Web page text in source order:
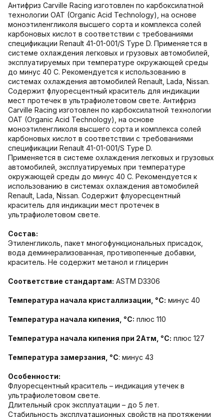
Антифриз Carville Racing изготовлен по карбоксилатной
технологии OAT (Organic Acid Technology), на основе
моноэтиленгликоля высшего сорта и комплекса солей
карбоновых кислот в соответствии с требованиями
спецификации Renault 41-01-001/S Type D. Применяется в
системе охлаждения легковых и грузовых автомобилей,
эксплуатируемых при температуре окружающей среды
до минус 40 С. Рекомендуется к использованию в
системах охлаждения автомобилей Renault, Lada, Nissan.
Содержит флуоресцентный краситель для индикации
мест протечек в ультрафиолетовом свете. Антифриз
Carville Racing изготовлен по карбоксилатной технологии
OAT (Organic Acid Technology), на основе
моноэтиленгликоля высшего сорта и комплекса солей
карбоновых кислот в соответствии с требованиями
спецификации Renault 41-01-001/S Type D.
Применяется в системе охлаждения легковых и грузовых
автомобилей, эксплуатируемых при температуре
окружающей среды до минус 40 С. Рекомендуется к
использованию в системах охлаждения автомобилей
Renault, Lada, Nissan. Содержит флуоресцентный
краситель для индикации мест протечек в
ультрафиолетовом свете.
Состав:
Этиленгликоль, пакет многофункциональных присадок,
вода деминерализованная, противопенные добавки,
краситель. Не содержит метанол и глицерин
Соответствие стандартам: ASTM D3306
Температура начала кристаллизации, °С: минус 40
Температура начала кипения, °C: плюс 110
Температура начала кипения при 2Атм, °С: плюс 127
Температура замерзания, °С: минус 43
Особенности:
Флуоресцентный краситель – индикация утечек в
ультрафиолетовом свете.
Длительный срок эксплуатации – до 5 лет.
Стабильность эксплуатационных свойств на протяжении